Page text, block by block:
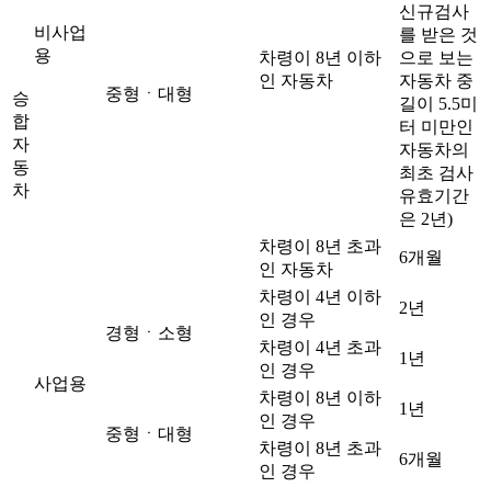
승
합
자
동
차
비사업
용
중형ㆍ대형
차령이 8년 이하
인 자동차
신규검사
를 받은 것
으로 보는
자동차 중
길이 5.5미
터 미만인
자동차의
최초 검사
유효기간
은 2년)
차령이 8년 초과
인 자동차
6개월
사업용
경형ㆍ소형
차령이 4년 이하
인 경우
2년
차령이 4년 초과
인 경우
1년
중형ㆍ대형
차령이 8년 이하
인 경우
1년
차령이 8년 초과
인 경우
6개월